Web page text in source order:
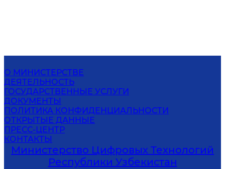
О МИНИСТЕРСТВЕ
ДЕЯТЕЛЬНОСТЬ
ГОСУДАРСТВЕННЫЕ УСЛУГИ
ДОКУМЕНТЫ
ПОЛИТИКА КОНФИДЕНЦИАЛЬНОСТИ
ОТКРЫТЫЕ ДАННЫЕ
ПРЕСС-ЦЕНТР
КОНТАКТЫ
Министерство Цифровых Технологий
Республики Узбекистан